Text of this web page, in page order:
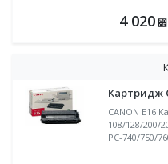
4 020 ⃏
Картридж
CANON E16
108/128/200/
PC-740/750/